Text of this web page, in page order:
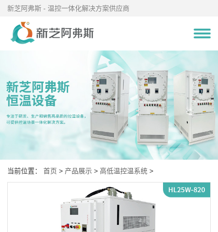
新芝阿弗斯 - 温控一体化解决方案供应商
当前位置： 首页 > 产品展示 > 高低温控温系统 >